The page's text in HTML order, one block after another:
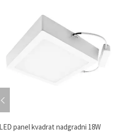
LED panel kvadrat nadgradni 18W